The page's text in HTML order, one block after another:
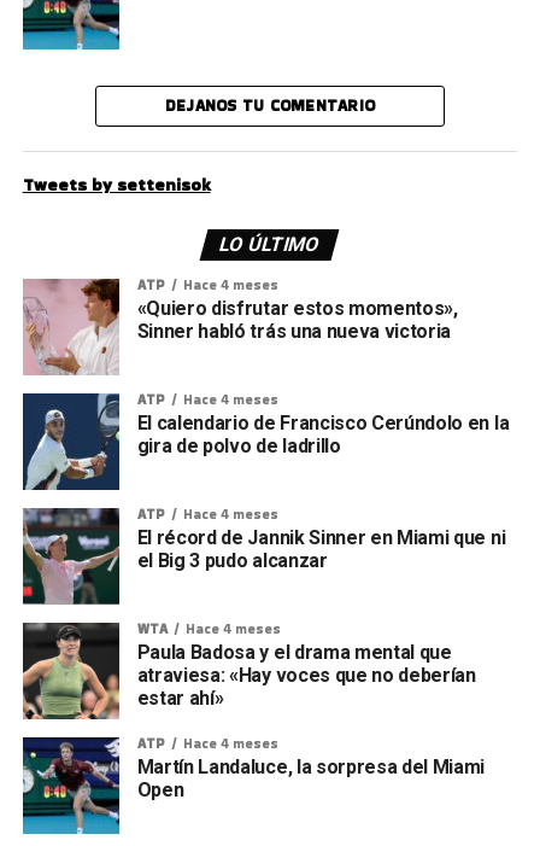
DEJANOS TU COMENTARIO
Tweets by settenisok
LO ÚLTIMO
ATP Hace 4 meses
«Quiero disfrutar estos momentos»,
Sinner habló trás una nueva victoria
ATP Hace 4 meses
El calendario de Francisco Cerúndolo en la
gira de polvo de ladrillo
ATP Hace 4 meses
El récord de Jannik Sinner en Miami que ni
el Big 3 pudo alcanzar
WTA Hace 4 meses
Paula Badosa y el drama mental que
atraviesa: «Hay voces que no deberían
estar ahí»
ATP Hace 4 meses
Martín Landaluce, la sorpresa del Miami
Open